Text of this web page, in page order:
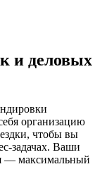
и деловых
организацию
чтобы вы
задачах. Ваши
— максимальный